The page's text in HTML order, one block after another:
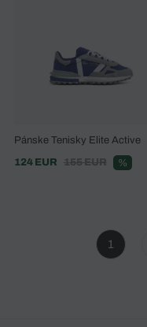
Pánske Tenisky Elite Active
124 EUR
155 EUR %
1